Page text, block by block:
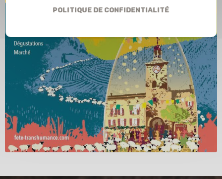
Politique de confidentialité